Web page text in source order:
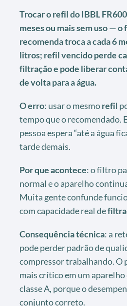
Trocar o refil do IBBL
meses ou mais sem uso — o
recomenda troca a cada 6
litros; refil vencido perde
filtração e pode liberar
de volta para a água.
O erro: usar o mesmorefil
tempo que o recomendado.
pessoa espera “até a água
tarde demais.
Por que acontece: o filtro
normal e o aparelho
Muita gente confunde
com capacidade real de
Consequência técnica: a
pode perder padrão de
compressor trabalhando. O
mais crítico em um aparelho
classe A, porque o
conjunto correto.